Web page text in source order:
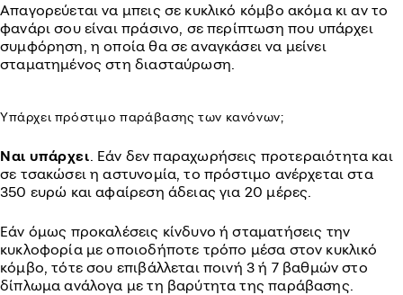
Απαγορεύεται να μπεις σε κυκλικό κόμβο ακόμα κι αν το
φανάρι σου είναι πράσινο, σε περίπτωση που υπάρχει
συμφόρηση, η οποία θα σε αναγκάσει να μείνει
σταματημένος στη διασταύρωση.
Υπάρχει πρόστιμο παράβασης των κανόνων;
Ναι υπάρχει. Εάν δεν παραχωρήσεις προτεραιότητα και
σε τσακώσει η αστυνομία, το πρόστιμο ανέρχεται στα
350 ευρώ και αφαίρεση άδειας για 20 μέρες.
Εάν όμως προκαλέσεις κίνδυνο ή σταματήσεις την
κυκλοφορία με οποιοδήποτε τρόπο μέσα στον κυκλικό
κόμβο, τότε σου επιβάλλεται ποινή 3 ή 7 βαθμών στο
δίπλωμα ανάλογα με τη βαρύτητα της παράβασης.